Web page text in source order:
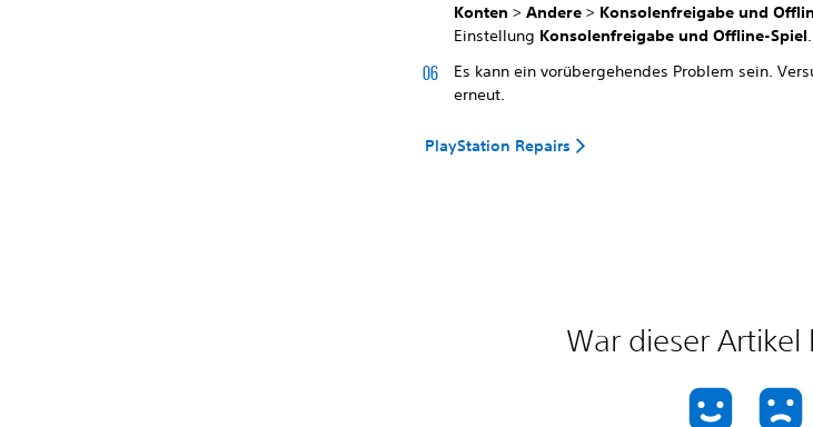
Konten >Andere > Konsolenfreigabe und
Einstellung Konsolenfreigabe und Offline-Spiel.
Es kann ein vorübergehendes Problem sein.
erneut.
PlayStation Repairs
War dieser Artikel